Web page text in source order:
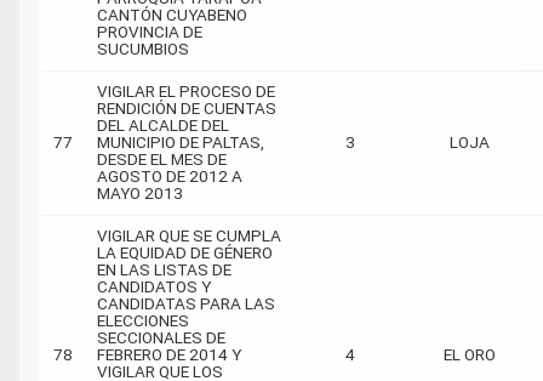
CANTÓN CUYABENO
PROVINCIA DE
SUCUMBIOS
77
VIGILAR EL PROCESO DE
RENDICIÓN DE CUENTAS
DEL ALCALDE DEL
MUNICIPIO DE PALTAS,
DESDE EL MES DE
AGOSTO DE 2012 A
MAYO 2013
3 LOJA
78
VIGILAR QUE SE CUMPLA
LA EQUIDAD DE GÉNERO
EN LAS LISTAS DE
CANDIDATOS Y
CANDIDATAS PARA LAS
ELECCIONES
SECCIONALES DE
FEBRERO DE 2014 Y
VIGILAR QUE LOS
4 EL ORO